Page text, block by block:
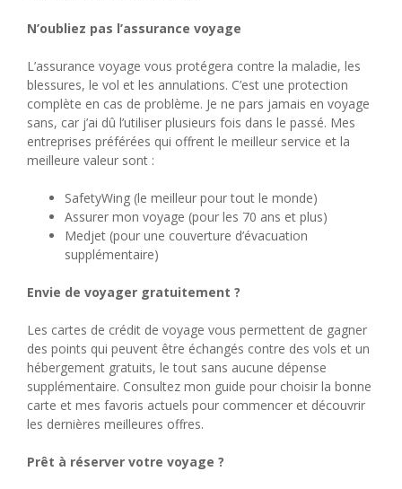
N’oubliez pas l’assurance voyage
L’assurance voyage vous protégera contre la maladie, les
blessures, le vol et les annulations. C’est une protection
complète en cas de problème. Je ne pars jamais en voyage
sans, car j’ai dû l’utiliser plusieurs fois dans le passé. Mes
entreprises préférées qui offrent le meilleur service et la
meilleure valeur sont :
SafetyWing (le meilleur pour tout le monde)
Assurer mon voyage (pour les 70 ans et plus)
Medjet (pour une couverture d’évacuation
supplémentaire)
Envie de voyager gratuitement ?
Les cartes de crédit de voyage vous permettent de gagner
des points qui peuvent être échangés contre des vols et un
hébergement gratuits, le tout sans aucune dépense
supplémentaire. Consultez mon guide pour choisir la bonne
carte et mes favoris actuels pour commencer et découvrir
les dernières meilleures offres.
Prêt à réserver votre voyage ?